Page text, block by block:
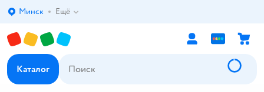
Выбор адреса доставки.
Минск Ещё
Каталог